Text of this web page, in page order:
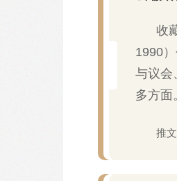
收
1990
与议会
多方面
推